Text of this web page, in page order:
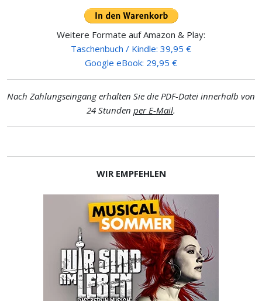
Weitere Formate auf Amazon & Play:
Taschenbuch / Kindle: 39,95 €
Google eBook: 29,95 €
Nach Zahlungseingang erhalten Sie die PDF-Datei innerhalb von
24 Stunden per E-Mail.
WIR EMPFEHLEN